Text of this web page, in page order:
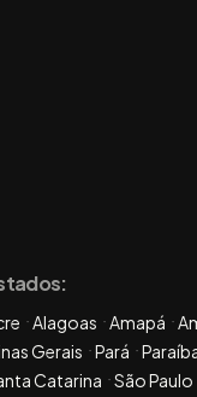
Alagoas Amapá
Gerais
Pará
Catarina
São Paulo